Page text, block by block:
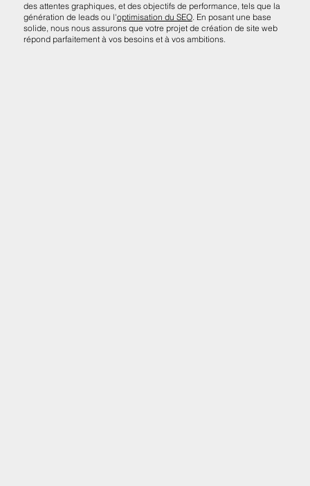
des attentes graphiques, et des objectifs de performance, tels que la
génération de leads ou l'optimisation du SEO. En posant une base
solide, nous nous assurons que votre projet de création de site web
répond parfaitement à vos besoins et à vos ambitions.